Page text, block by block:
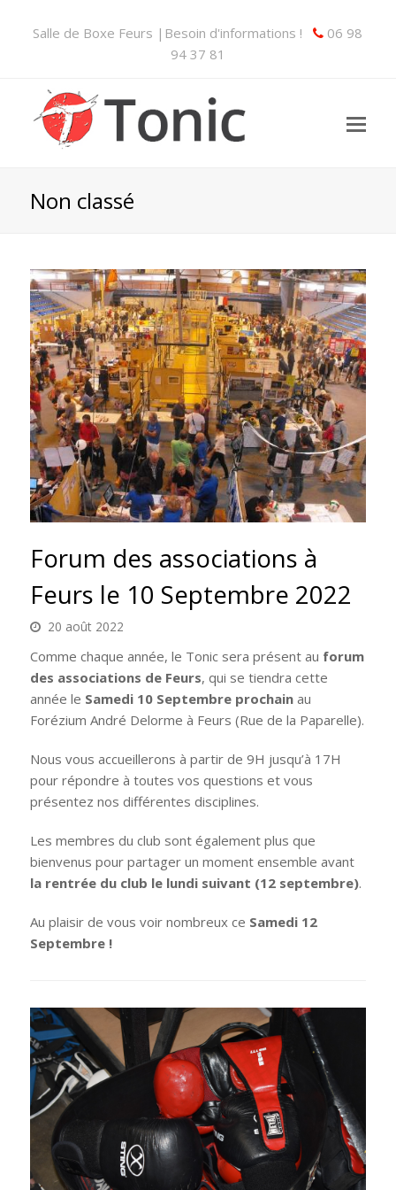
Salle de Boxe Feurs |Besoin d'informations !
06 98
94 37 81
Non classé
Forum des associations à
Feurs le 10 Septembre 2022
20 août 2022
Comme chaque année, le Tonic sera présent au forum
des associations de Feurs, qui se tiendra cette
année le Samedi 10 Septembre prochainau
Forézium André Delorme à Feurs (Rue de la Paparelle).
Nous vous accueillerons à partir de 9H jusqu’à 17H
pour répondre à toutes vos questions et vous
présentez nos différentes disciplines.
Les membres du club sont également plus que
bienvenus pour partager un moment ensemble avant
la rentrée du club le lundi suivant (12 septembre).
Au plaisir de vous voir nombreux ce Samedi 12
Septembre !